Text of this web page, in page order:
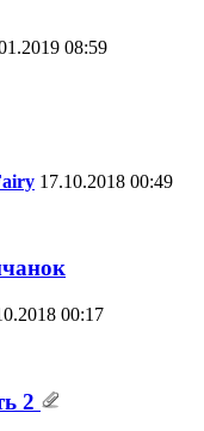
08:59
17.10.2018 00:49
00:17
2